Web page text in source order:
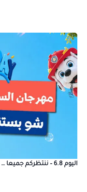
اليوم 6.8 – ننتظركم جميعا …